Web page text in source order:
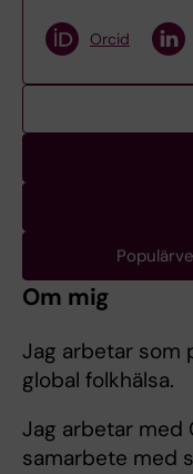
Orcid
Om mig
Jag arbetar som
global folkhälsa.
Jag arbetar
samarbete med